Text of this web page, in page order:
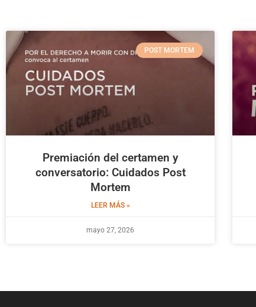
POST MORTEM
Premiación del certamen y
conversatorio: Cuidados Post
Mortem
LEER MÁS »
mayo 27, 2026